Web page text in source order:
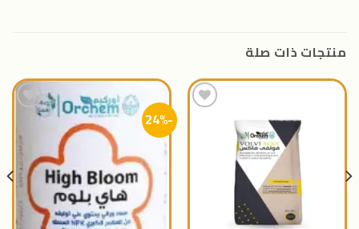
منتجات ذات صلة
-24%
اضافة
الى
المنتجات
المفضلة